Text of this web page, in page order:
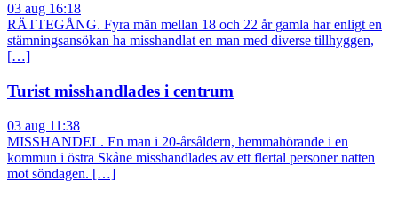
03 aug 16:18
RÄTTEGÅNG. Fyra män mellan 18 och 22 år gamla har enligt en
stämningsansökan ha misshandlat en man med diverse tillhyggen,
[…]
Turist misshandlades i centrum
03 aug 11:38
MISSHANDEL. En man i 20-årsåldern, hemmahörande i en
kommun i östra Skåne misshandlades av ett flertal personer natten
mot söndagen. […]